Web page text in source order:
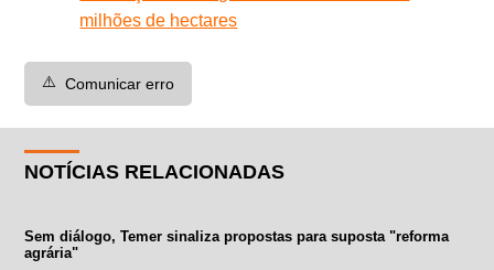
milhões de hectares
⚠️ Comunicar erro
NOTÍCIAS RELACIONADAS
Sem diálogo, Temer sinaliza propostas para suposta "reforma
agrária"